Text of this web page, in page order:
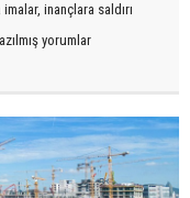
inançlara saldırı
yorumlar